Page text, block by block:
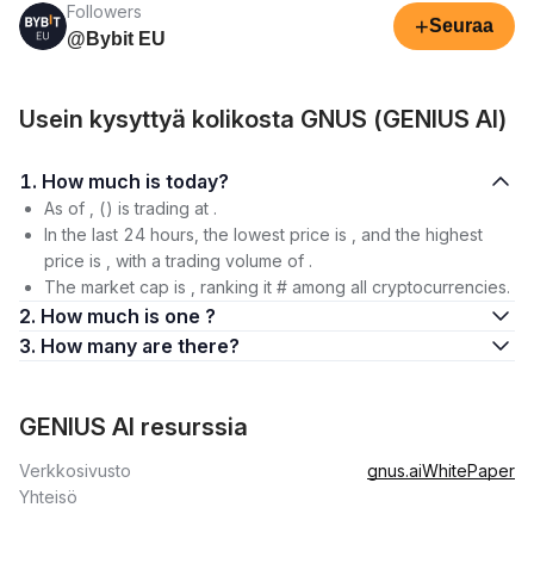
Followers
@Bybit EU
+Seuraa
Usein kysyttyä kolikosta GNUS (GENIUS AI)
1. How much is today?
As of , () is trading at .
In the last 24 hours, the lowest price is , and the highest
price is , with a trading volume of .
The market cap is , ranking it # among all cryptocurrencies.
2. How much is one ?
3. How many are there?
GENIUS AI resurssia
Verkkosivusto gnus.aiWhitePaper
Yhteisö